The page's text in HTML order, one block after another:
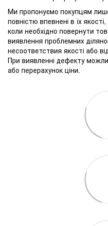
Ми пропонуємо покупцям
повністю впевнені в їх
коли необхідно повернути
виявлення проблемних
несоответствия якості або
При виявленні дефекту
або перерахунок ціни.